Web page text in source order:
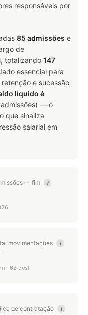
responsáveis por
85 admissões e
de
totalizando 147
essencial para
e sucessão
líquido é
admissões) — o
que sinaliza
salarial em
— fim i
movimentações i
· 62 desl
de contratação i